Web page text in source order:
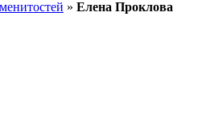
» Елена Проклова